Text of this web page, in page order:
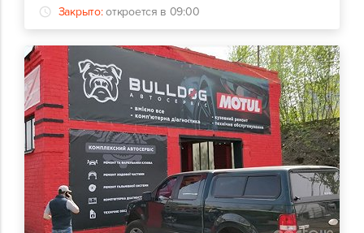
Закрыто: откроется в 09:00